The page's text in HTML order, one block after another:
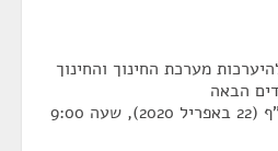
מערכת החינוך והחינוך
הבאה
9:00